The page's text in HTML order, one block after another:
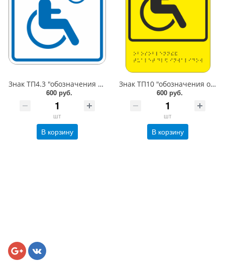
Знак ТП4.3 "обозначения места кратковременного отдыха или ожидания для инвалидов ", 150x150 мм, ПЭТ 2мм, клеевой слой, тактильная, лазерная резка, лак
600 руб.
шт
В корзину
Знак ТП10 "обозначения обособленного туалета или отдельной кабины, доступных для инвалидов на кресле-коляске", 150x200 мм, ПЭТ 2мм, клеевой слой, тактильная, лазерная резка, шрифт Брайля, лак
600 руб.
шт
В корзину